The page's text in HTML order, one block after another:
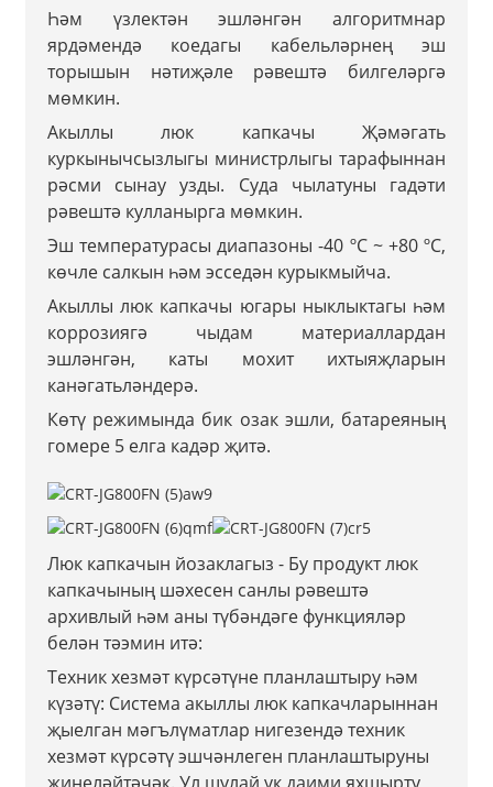
Һәм үзлектән эшләнгән алгоритмнар
ярдәмендә коедагы кабельләрнең эш
торышын нәтиҗәле рәвештә билгеләргә
мөмкин.
Акыллы люк капкачы Җәмәгать
куркынычсызлыгы министрлыгы тарафыннан
рәсми сынау узды. Суда чылатуны гадәти
рәвештә кулланырга мөмкин.
Эш температурасы диапазоны -40 ºC ~ +80 ºC,
көчле салкын һәм эсседән курыкмыйча.
Акыллы люк капкачы югары ныклыктагы һәм
коррозиягә чыдам материаллардан
эшләнгән, каты мохит ихтыяҗларын
канәгатьләндерә.
Көтү режимында бик озак эшли, батареяның
гомере 5 елга кадәр җитә.
Люк капкачын йозаклагыз - Бу продукт люк
капкачының шәхесен санлы рәвештә
архивлый һәм аны түбәндәге функцияләр
белән тәэмин итә:
Техник хезмәт күрсәтүне планлаштыру һәм
күзәтү: Система акыллы люк капкачларыннан
җыелган мәгълүматлар нигезендә техник
хезмәт күрсәтү эшчәнлеген планлаштыруны